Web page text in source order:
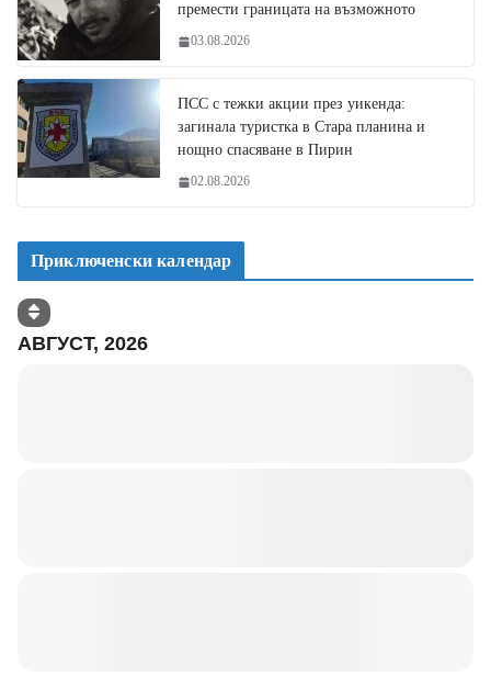
премести границата на възможното
03.08.2026
ПСС с тежки акции през уикенда:
загинала туристка в Стара планина и
нощно спасяване в Пирин
02.08.2026
Приключенски календар
АВГУСТ, 2026